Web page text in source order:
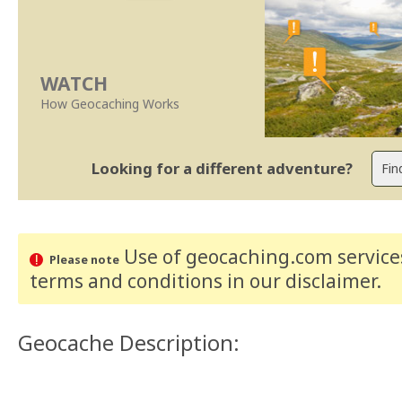
WATCH
How Geocaching Works
Looking for a different adventure?
Please noteUse of geocaching.com
terms and conditions in our disclaimer.
Geocache Description: